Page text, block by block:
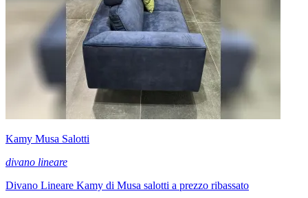
Kamy Musa Salotti
divano lineare
Divano Lineare Kamy di Musa salotti a prezzo ribassato